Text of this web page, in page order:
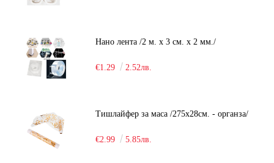
Нано лента /2 м. х 3 см. х 2 мм./
€1.29 2.52лв.
Тишлайфер за маса /275х28см. - органза/
€2.99 5.85лв.